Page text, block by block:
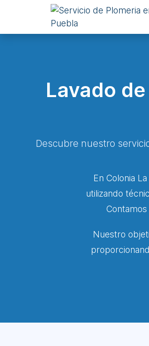
Lavado
Descubre nuestro
En Colonia
utilizando
Nuestro